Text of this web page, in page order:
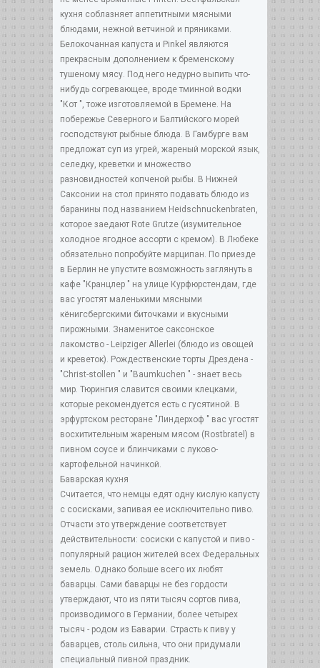
кухня соблазняет аппетитными мясными
блюдами, нежной ветчиной и пряниками.
Белокочанная капуста и Pinkel являются
прекрасным дополнением к бременскому
тушеному мясу. Под него недурно выпить что-
нибудь согревающее, вроде тминной водки
"Кот ", тоже изготовляемой в Бремене. На
побережье Северного и Балтийского морей
господствуют рыбные блюда. В Гамбурге вам
предложат суп из угрей, жареный морской язык,
селедку, креветки и множество
разновидностей копченой рыбы. В Нижней
Саксонии на стол принято подавать блюдо из
баранины под названием Heidschnuckenbraten,
которое заедают Rote Grutze (изумительное
холодное ягодное ассорти с кремом). В Любеке
обязательно попробуйте марципан. По приезде
в Берлин не упустите возможность заглянуть в
кафе "Кранцлер " на улице Курфюрстендам, где
вас угостят маленькими мясными
кёнигсбергскими биточками и вкусными
пирожными. Знаменитое саксонское
лакомство - Leipziger Allerlei (блюдо из овощей
и креветок). Рождественские торты Дрездена -
"Christ-stollen " и "Baumkuchen " - знает весь
мир. Тюрингия славится своими клецками,
которые рекомендуется есть с гусятиной. В
эрфуртском ресторане "Линдерхоф " вас угостят
восхитительным жареным мясом (Rostbratel) в
пивном соусе и блинчиками с луково-
картофельной начинкой.
Баварская кухня
Считается, что немцы едят одну кислую капусту
с сосисками, запивая ее исключительно пиво.
Отчасти это утверждение соответствует
действительности: сосиски с капустой и пиво -
популярный рацион жителей всех Федеральных
земель. Однако больше всего их любят
баварцы. Сами баварцы не без гордости
утверждают, что из пяти тысяч сортов пива,
производимого в Германии, более четырех
тысяч - родом из Баварии. Страсть к пиву у
баварцев, столь сильна, что они придумали
специальный пивной праздник.